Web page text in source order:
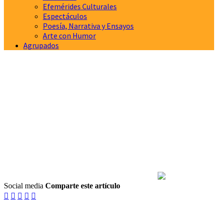
Efemérides Culturales
Espectáculos
Poesía, Narrativa y Ensayos
Arte con Humor
Agrupados
Social media Comparte este artículo
    